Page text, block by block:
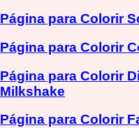
Página para Colorir
Página para Colorir
Página para Colorir
Milkshake
Página para Colorir